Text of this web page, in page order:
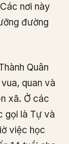
nơi này
đường
Quân
quan và
xã. Ở các
gọi là Tự và
việc học